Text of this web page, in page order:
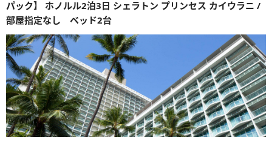
パック】 ホノルル2泊3日 シェラトン プリンセス カイウラニ /
部屋指定なし ベッド2台